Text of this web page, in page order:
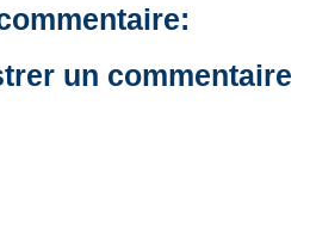
un commentaire